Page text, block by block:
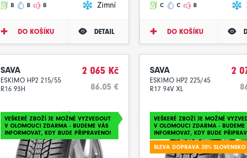
B B B Zimní
DO KOŠÍKU DETAIL
C C B
DO KOŠÍKU
SAVA
ESKIMO HP2 215/55
R16 93H
2 065 Kč
86.05 €
VEŠKERÉ ZBOŽÍ JE MOŽNÉ VYZVEDOUT
V OLOMOUCI ZDARMA - BUDEME VÁS
INFORMOVAT, KDY BUDE PŘIPRAVENO!
SAVA
ESKIMO HP2 225/45
R17 94V XL
2
VEŠKERÉ ZBOŽÍ JE MOŽNÉ
V OLOMOUCI ZDARMA - BUDEME
INFORMOVAT, KDY BUDE
SLEVA DOPRAVA 20% SLOVENSKO